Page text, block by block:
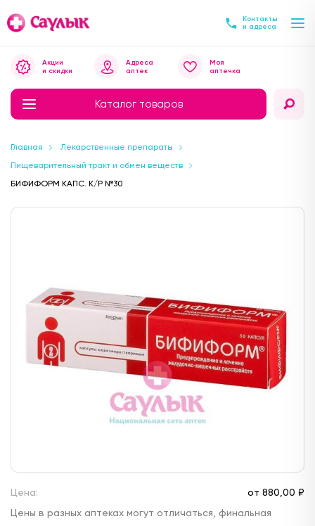
Контакты
и адреса
Каталог товаров
Акции
и скидки
Адреса
аптек
Моя
аптечка
Главная
Лекарственные препараты
Пищеварительный тракт и обмен веществ
БИФИФОРМ КАПС. К/Р №30
Цена: от 880, 00 ₽
Цены в разных аптеках могут отличаться, финальная